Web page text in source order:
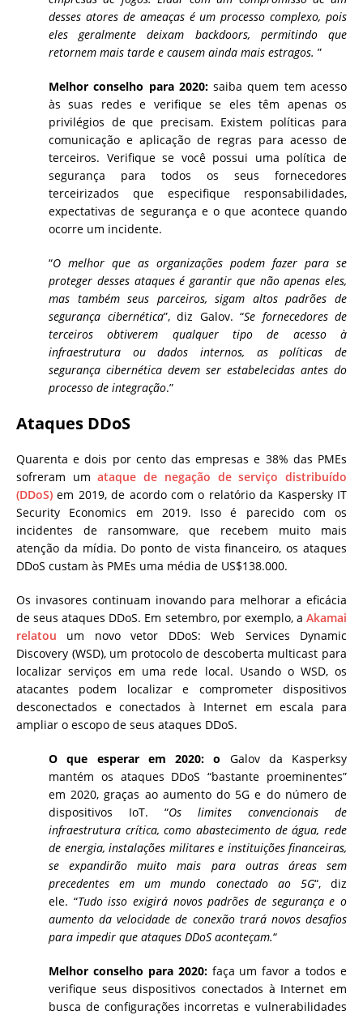
desses atores de ameaças é um processo complexo, pois
eles geralmente deixam backdoors, permitindo que
retornem mais tarde e causem ainda mais estragos. ”
Melhor conselho para 2020:saiba quem tem acesso
às suas redes e verifique se eles têm apenas os
privilégios de que precisam. Existem políticas para
comunicação e aplicação de regras para acesso de
terceiros. Verifique se você possui uma política de
segurança para todos os seus fornecedores
terceirizados que especifique responsabilidades,
expectativas de segurança e o que acontece quando
ocorre um incidente.
“O melhor que as organizações podem fazer para se
proteger desses ataques é garantir que não apenas eles,
mas também seus parceiros, sigam altos padrões de
segurança cibernética”, diz Galov. “Se fornecedores de
terceiros obtiverem qualquer tipo de acesso à
infraestrutura ou dados internos, as políticas de
segurança cibernética devem ser estabelecidas antes do
processo de integração.”
Ataques DDoS
Quarenta e dois por cento das empresas e 38% das PMEs
sofreram umataque de negação de serviço distribuído
(DDoS) em 2019, de acordo com o relatório da Kaspersky IT
Security Economics em 2019. Isso é parecido com os
incidentes de ransomware, que recebem muito mais
atenção da mídia. Do ponto de vista financeiro, os ataques
DDoS custam às PMEs uma média de US$138.000.
Os invasores continuam inovando para melhorar a eficácia
de seus ataques DDoS. Em setembro, por exemplo, a Akamai
relatou um novo vetor DDoS: Web Services Dynamic
Discovery (WSD), um protocolo de descoberta multicast para
localizar serviços em uma rede local. Usando o WSD, os
atacantes podem localizar e comprometer dispositivos
desconectados e conectados à Internet em escala para
ampliar o escopo de seus ataques DDoS.
O que esperar em 2020: o Galov da Kasperksy
mantém os ataques DDoS “bastante proeminentes”
em 2020, graças ao aumento do 5G e do número de
dispositivos IoT. “Os limites convencionais de
infraestrutura crítica, como abastecimento de água, rede
de energia, instalações militares e instituições financeiras,
se expandirão muito mais para outras áreas sem
precedentes em um mundo conectado ao 5G“, diz
ele. “Tudo isso exigirá novos padrões de segurança e o
aumento da velocidade de conexão trará novos desafios
para impedir que ataques DDoS aconteçam.“
Melhor conselho para 2020:faça um favor a todos e
verifique seus dispositivos conectados à Internet em
busca de configurações incorretas e vulnerabilidades